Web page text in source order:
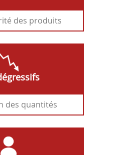
des produits
des quantités